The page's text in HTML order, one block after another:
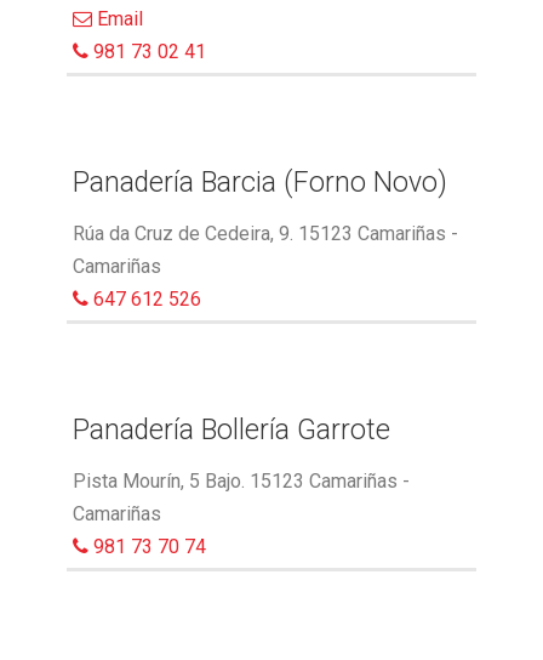
Email
981 73 02 41
Panadería Barcia (Forno Novo)
Rúa da Cruz de Cedeira, 9. 15123 Camariñas -
Camariñas
647 612 526
Panadería Bollería Garrote
Pista Mourín, 5 Bajo. 15123 Camariñas -
Camariñas
981 73 70 74